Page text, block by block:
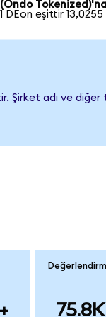
(Ondo
1 DEon eşittir
Şirket adı ve diğer
75.8K